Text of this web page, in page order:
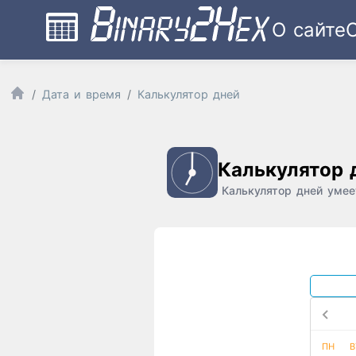
О сайте
Дата и время Калькулятор дней
Калькулятор
Калькулятор дней
ПН